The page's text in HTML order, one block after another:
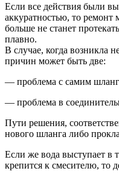
Если все действия были
аккуратностью, то
больше не станет
плавно.
В случае, когда возникла
причин может быть две:
— проблема с самим
— проблема в
Пути решения,
нового шланга либо
Если же вода выступает в
крепится к смесителю, то